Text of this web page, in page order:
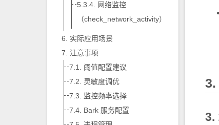
网络监控
（check_network_activity）
实际应用场景
注意事项
阈值配置建议
灵敏度调优
监控频率选择
Bark 服务配置